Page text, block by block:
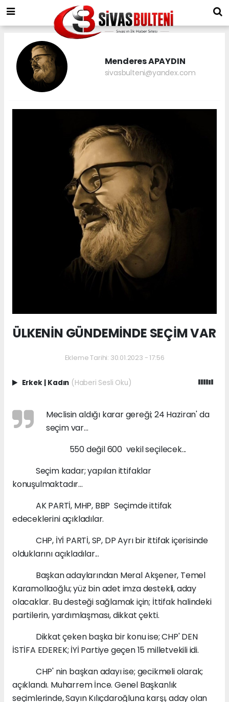
Menderes APAYDIN
sivasbulteni@yandex.com
ÜLKENİN GÜNDEMİNDE SEÇİM VAR
Ekleme Tarihi: 30.01.2023 - 17:56
Erkek | Kadın (Haberi Sesli Oku)
Meclisin aldığı karar gereği; 24 Haziran' da
seçim var...
550 değil 600 vekil seçilecek...
Seçim kadar; yapılan ittifaklar
konuşulmaktadır...
AK PARTİ, MHP, BBP Seçimde ittifak
edeceklerini açıkladılar.
CHP, İYİ PARTİ, SP, DP Ayrı bir ittifak içerisinde
olduklarını açıkladılar...
Başkan adaylarından Meral Akşener, Temel
Karamollaoğlu; yüz bin adet imza destekli, aday
olacaklar. Bu desteği sağlamak için; İttifak halindeki
partilerin, yardımlaşması, dikkat çekti.
Dikkat çeken başka bir konu ise; CHP' DEN
İSTİFA EDEREK; İYİ Partiye geçen 15 milletvekili idi.
CHP' nin başkan adayı ise; gecikmeli olarak;
açıklandı. Muharrem İnce. Genel Başkanlık
seçimlerinde, Sayın Kılıçdaroğluna karşı, aday olan